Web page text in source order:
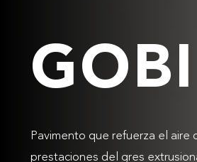
GOBI
Pavimento que refuerza el aire
prestaciones del gres